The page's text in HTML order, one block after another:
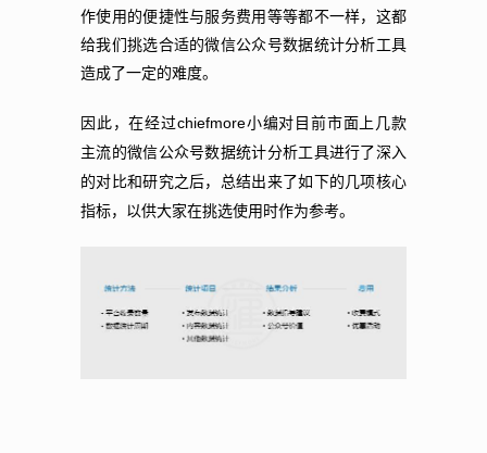
作使用的便捷性与服务费用等等都不一样，这都
给我们挑选合适的微信公众号数据统计分析工具
造成了一定的难度。
因此，在经过chiefmore小编对目前市面上几款
主流的微信公众号数据统计分析工具进行了深入
的对比和研究之后，总结出来了如下的几项核心
指标，以供大家在挑选使用时作为参考。